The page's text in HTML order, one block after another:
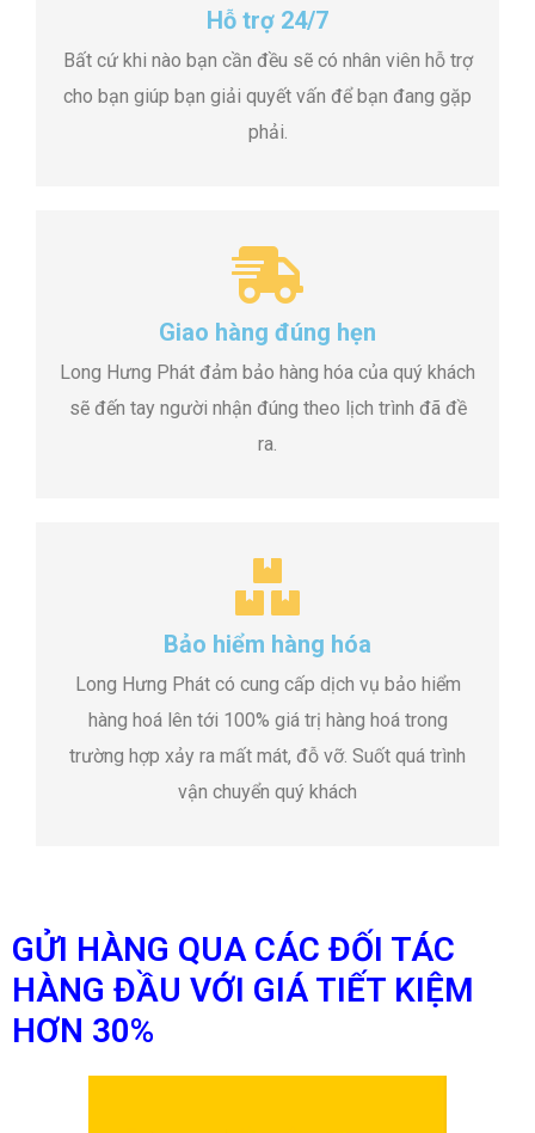
Hỗ trợ 24/7
Bất cứ khi nào bạn cần đều sẽ có nhân viên hỗ trợ
cho bạn giúp bạn giải quyết vấn để bạn đang gặp
phải.
Giao hàng đúng hẹn
Long Hưng Phát đảm bảo hàng hóa của quý khách
sẽ đến tay người nhận đúng theo lịch trình đã đề
ra.
Bảo hiểm hàng hóa
Long Hưng Phát có cung cấp dịch vụ bảo hiểm
hàng hoá lên tới 100% giá trị hàng hoá trong
trường hợp xảy ra mất mát, đỗ vỡ. Suốt quá trình
vận chuyển quý khách
GỬI HÀNG QUA CÁC ĐỐI TÁC
HÀNG ĐẦU VỚI GIÁ TIẾT KIỆM
HƠN 30%